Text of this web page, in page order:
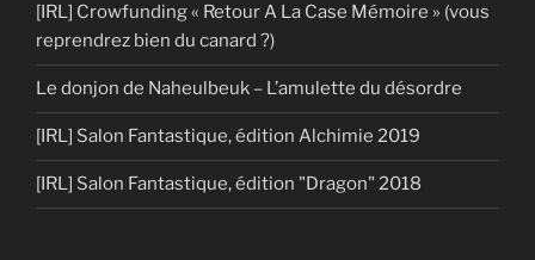
[IRL] Crowfunding « Retour A La Case Mémoire » (vous
reprendrez bien du canard ?)
Le donjon de Naheulbeuk – L’amulette du désordre
[IRL] Salon Fantastique, édition Alchimie 2019
[IRL] Salon Fantastique, édition "Dragon" 2018